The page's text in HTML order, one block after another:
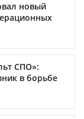
новый
СПО»:
в борьбе